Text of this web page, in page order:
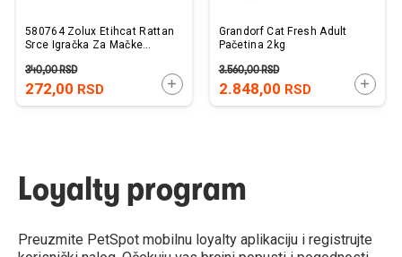
580764 Zolux Etihcat Rattan
Srce Igračka Za Mačke
272,00 RSD
340,00RSD
DODAJTE U KORPU
Grandorf Cat Fresh Adult
Pačetina 2kg
2.848,00 RSD
3.560,00RSD
Loyalty program
Preuzmite PetSpot mobilnu loyalty aplikaciju i registrujte